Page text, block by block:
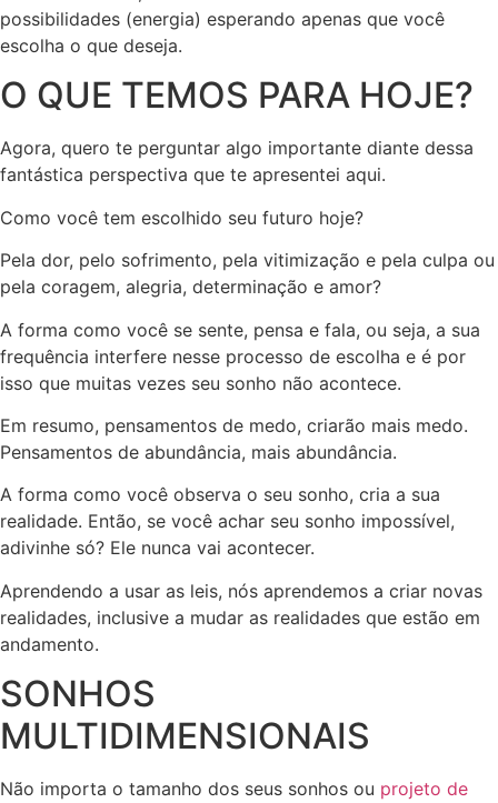
possibilidades (energia) esperando apenas que você
escolha o que deseja.
O QUE TEMOS PARA HOJE?
Agora, quero te perguntar algo importante diante dessa
fantástica perspectiva que te apresentei aqui.
Como você tem escolhido seu futuro hoje?
Pela dor, pelo sofrimento, pela vitimização e pela culpa ou
pela coragem, alegria, determinação e amor?
A forma como você se sente, pensa e fala, ou seja, a sua
frequência interfere nesse processo de escolha e é por
isso que muitas vezes seu sonho não acontece.
Em resumo, pensamentos de medo, criarão mais medo.
Pensamentos de abundância, mais abundância.
A forma como você observa o seu sonho, cria a sua
realidade. Então, se você achar seu sonho impossível,
adivinhe só? Ele nunca vai acontecer.
Aprendendo a usar as leis, nós aprendemos a criar novas
realidades, inclusive a mudar as realidades que estão em
andamento.
SONHOS
MULTIDIMENSIONAIS
Não importa o tamanho dos seus sonhos ou projeto de